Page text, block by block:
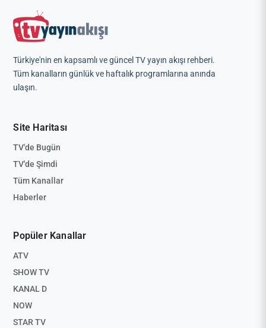
Türkiye'nin en kapsamlı ve güncel TV yayın akışı rehberi.
Tüm kanalların günlük ve haftalık programlarına anında
ulaşın.
Site Haritası
TV'de Bugün
TV'de Şimdi
Tüm Kanallar
Haberler
Popüler Kanallar
ATV
SHOW TV
KANAL D
NOW
STAR TV